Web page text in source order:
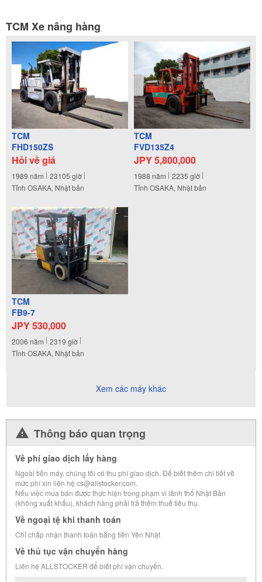
TCM Xe nâng hàng
TCM
FHD150ZS
Hỏi về giá
1989 năm 23105 giờ
Tỉnh OSAKA, Nhật bản
TCM
FVD135Z4
JPY 5,800,000
1988 năm 2235 giờ
Tỉnh OSAKA, Nhật bản
TCM
FB9-7
JPY 530,000
2006 năm 2319 giờ
Tỉnh OSAKA, Nhật bản
Xem các máy khác
Thông báo quan trọng
Về phí giao dịch lấy hàng
Ngoài tiền máy, chúng tôi có thu phí giao dịch. Để biết thêm chi tiết về
mức phí xin liên hệ cs@allstocker.com.
Nếu việc mua bán được thực hiện trong phạm vi lãnh thổ Nhật Bản
(không xuất khẩu), khách hàng phải trả thêm thuế tiêu thụ.
Về ngoại tệ khi thanh toán
Chỉ chấp nhận thanh toán bằng tiền Yên Nhật
Về thủ tục vận chuyển hàng
Liên hệ ALLSTOCKER để biết phí vận chuyển.